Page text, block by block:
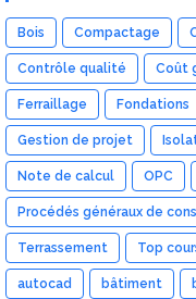
Bois Compactage
Contrôle qualité Coût
Ferraillage Fondations
Gestion de projet
Note de calcul OPC
Procédés généraux de
Terrassement Top
autocad bâtiment